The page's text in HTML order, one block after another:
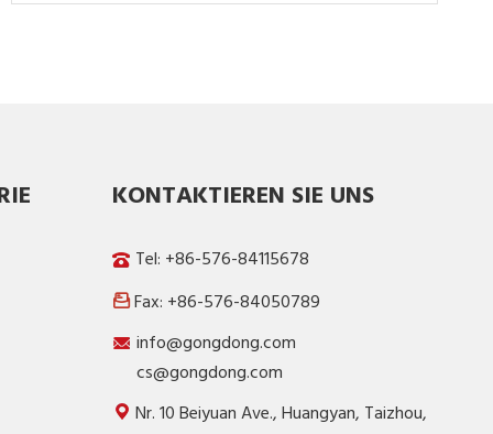
KONTAKTIEREN SIE UNS
Tel: +86-576-84115678
Fax: +86-576-84050789
info@gongdong.com
cs@gongdong.com
Nr. 10 Beiyuan Ave., Huangyan, Taizhou,